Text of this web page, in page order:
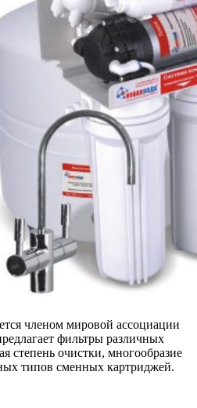
членом мировой ассоциации
фильтры различных
степень очистки, многообразие
типов сменных картриджей.